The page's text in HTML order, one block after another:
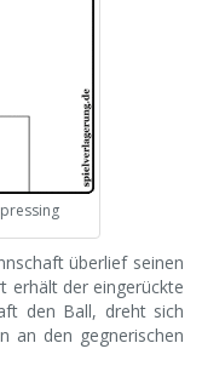
überlief seinen
erhält der eingerückte
den Ball, dreht sich
an den gegnerischen